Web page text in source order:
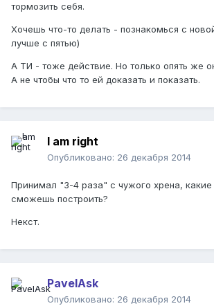
тормозить себя.
Хочешь что-то делать - познакомься с
лучше с пятью)
А ТИ - тоже действие. Но только опять же
А не чтобы что то ей доказать и показать.
I am right
Опубликовано: 26 декабря 2014
Принимал "3-4 раза" с чужого хрена, какие
сможешь построить?
Некст.
PavelAsk
Опубликовано: 26 декабря 2014